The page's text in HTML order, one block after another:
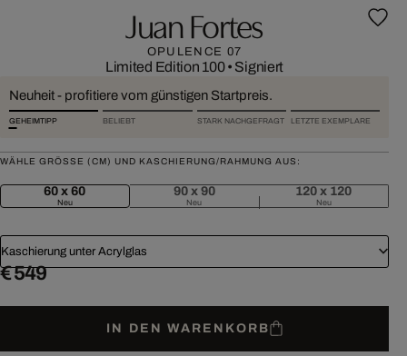
Juan Fortes
OPULENCE 07
Limited Edition 100• Signiert
Neuheit - profitiere vom günstigen Startpreis.
GEHEIMTIPP BELIEBT STARK NACHGEFRAGT LETZTE EXEMPLARE
WÄHLE GRÖSSE (CM) UND KASCHIERUNG/RAHMUNG AUS:
60 x 60
Neu
90 x 90
Neu
120 x 120
Neu
Kaschierung unter Acrylglas
€ 549
IN DEN WARENKORB